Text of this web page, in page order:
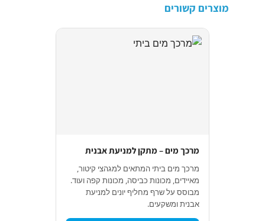
מוצרים קשורים
מרכך מים – מתקן למניעת אבנית
מרכך מים ביתי המתאים למגהצי קיטור,
מאיידים, מכונות כביסה, מכונות קפה ועוד.
מבוסס על שרף מחליף יונים למניעת
אבנית ומשקעים.